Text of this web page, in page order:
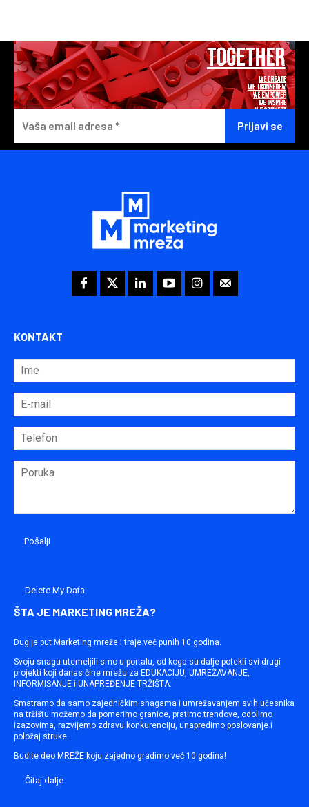
KONTAKT
Delete My Data
ŠTA JE MARKETING MREŽA?
Dug je put Marketing mreže i traje već punih 10 godina.
Svoju snagu utemeljili smo u portalu, od koga su dalje potekli svi drugi
projekti koji danas čine mrežu za EDUKACIJU, UMREŽAVANJE,
INFORMISANJE i UNAPREĐENJE TRŽIŠTA.
Smatramo da samo zajedničkim snagama i umrežavanjem svih učesnika
na tržištu možemo da pomerimo granice, pratimo trendove, odolimo
izazovima, razvijemo zdravu konkurenciju, unapredimo poslovanje i
položaj struke.
Budite deo MREŽE koju zajedno gradimo već 10 godina!
Čitaj dalje